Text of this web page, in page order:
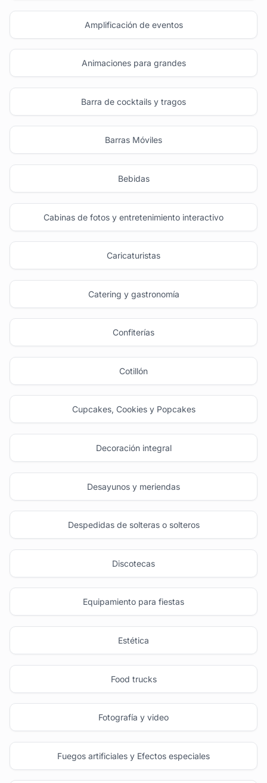
Amplificación de eventos
Animaciones para grandes
Barra de cocktails y tragos
Barras Móviles
Bebidas
Cabinas de fotos y entretenimiento interactivo
Caricaturistas
Catering y gastronomía
Confiterías
Cotillón
Cupcakes, Cookies y Popcakes
Decoración integral
Desayunos y meriendas
Despedidas de solteras o solteros
Discotecas
Equipamiento para fiestas
Estética
Food trucks
Fotografía y video
Fuegos artificiales y Efectos especiales